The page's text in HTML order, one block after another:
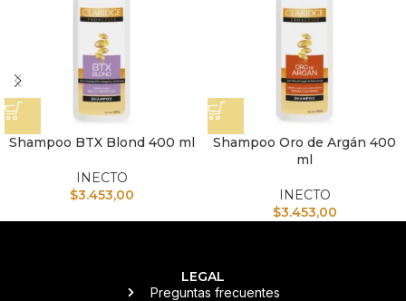
Shampoo BTX Blond 400 ml
INECTO
$3.453,00
Shampoo Oro de Argán 400
ml
INECTO
$3.453,00
LEGAL
Preguntas frecuentes